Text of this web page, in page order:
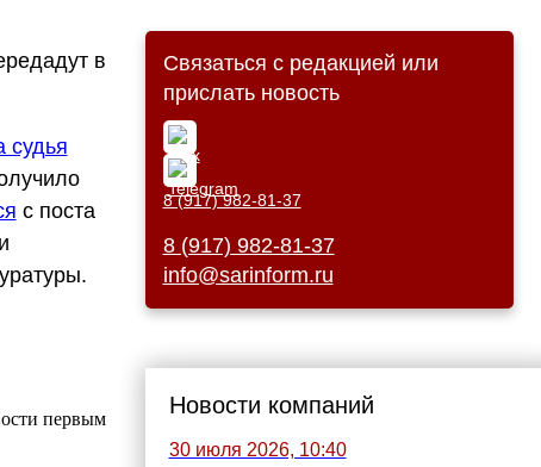
в
судья
с поста
первым
Связаться с редакцией или
прислать новость
8 (917) 982-81-37
8 (917) 982-81-37
info@sarinform.ru
Новости компаний
30 июля 2026, 10:40